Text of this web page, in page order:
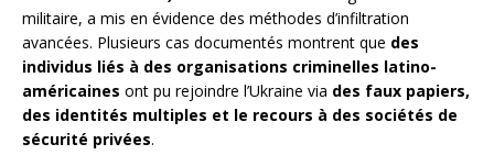
militaire, a mis en évidence des méthodes d’infiltration
avancées. Plusieurs cas documentés montrent que des
individus liés à des organisations criminelles latino-
américaines ont pu rejoindre l’Ukraine via des faux papiers,
des identités multiples et le recours à des sociétés de
sécurité privées.